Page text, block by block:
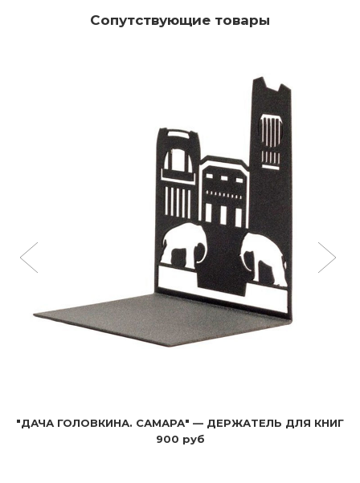
Сопутствующие товары
"ДАЧА ГОЛОВКИНА. САМАРА" — ДЕРЖАТЕЛЬ ДЛЯ КНИГ
900 руб